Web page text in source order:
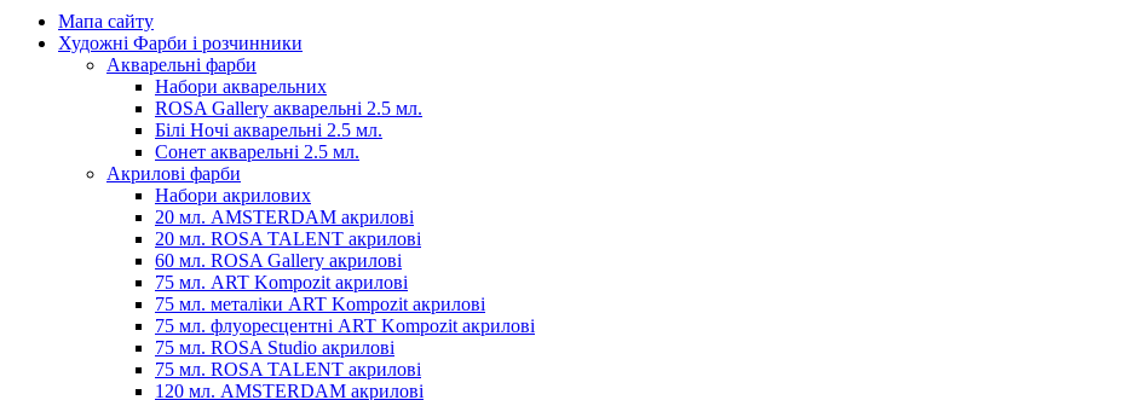
Мапа сайту
Художні Фарби і розчинники
Акварельні фарби
Набори акварельних
ROSA Gallery акварельні 2.5 мл.
Білі Ночі акварельні 2.5 мл.
Сонет акварельні 2.5 мл.
Акрилові фарби
Набори акрилових
20 мл. AMSTERDAM акрилові
20 мл. ROSA TALENT акрилові
60 мл. ROSA Gallery акрилові
75 мл. ART Kompozit акрилові
75 мл. металіки ART Kompozit акрилові
75 мл. флуоресцентні ART Kompozit акрилові
75 мл. ROSA Studio акрилові
75 мл. ROSA TALENT акрилові
120 мл. AMSTERDAM акрилові